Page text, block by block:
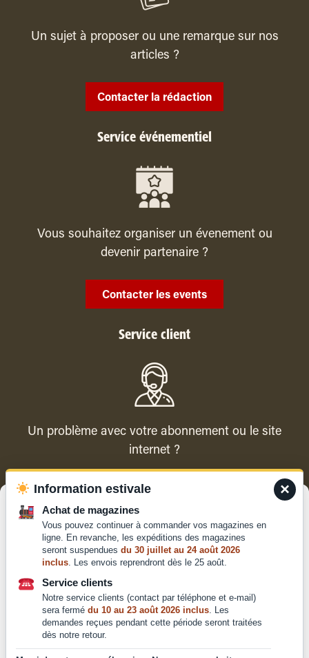
Pour offrir les meilleures expériences, nous utilisons des technologies
telles que les cookies pour stocker et/ou accéder aux informations des
appareils. Le fait de consentir à ces technologies nous permettra de
traiter des données telles que le comportement de navigation ou les ID
uniques sur ce site. Le fait de ne pas consentir ou de retirer son
consentement peut avoir un effet négatif sur certaines caractéristiques
et fonctions.
Accepter
Un sujet à proposer ou une remarque sur nos
articles ?
Contacter la rédaction
Service événementiel
Vous souhaitez organiser un évenement ou
devenir partenaire ?
Contacter les events
Service client
Un problème avec votre abonnement ou le site
internet ?
Contacter le service client
Mentions légales
Conditions générales de
vente et d'utilisation
confidentialité
×
Information estivale
Achat de magazines
Vous pouvez continuer à commander vos magazines en
ligne. En revanche, les expéditions des magazines
seront suspendues du 30 juillet au 24 août 2026
inclus. Les envois reprendront dès le 25 août.
Service clients
Notre service clients (contact par téléphone et e-mail)
sera fermé du 10 au 23 août 2026 inclus. Les
demandes reçues pendant cette période seront traitées
dès notre retour.